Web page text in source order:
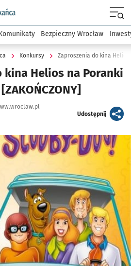
podserwis: Dla mieszkańca
Bezpieczny Wrocław
Konkursy Zaproszenia do kina Helios
kina Helios na Poranki
Udostępnijartykuł